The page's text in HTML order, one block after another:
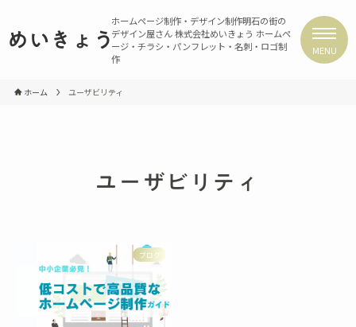
めいきょう
ホームページ制作・デザイン制作明石の街の
デザイン屋さん 株式会社めいきょう ホームペ
ージ・チラシ・パンフレット・名刺・ロゴ制
作
MENU
ホーム ユーザビリティ
ユーザビリティ
ブログ